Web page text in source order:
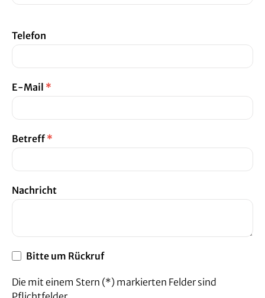
Telefon
E-Mail *
Betreff *
Nachricht
Bitte um Rückruf
Die mit einem Stern (*) markierten Felder sind